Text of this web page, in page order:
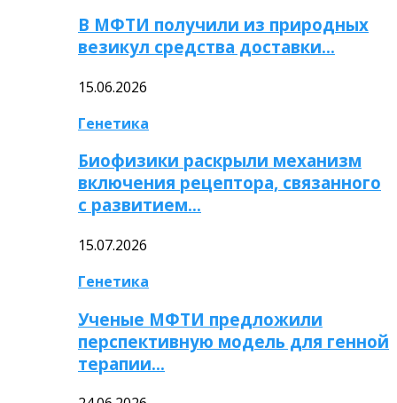
В МФТИ получили из природных
везикул средства доставки…
15.06.2026
Генетика
Биофизики раскрыли механизм
включения рецептора, связанного
с развитием…
15.07.2026
Генетика
Ученые МФТИ предложили
перспективную модель для генной
терапии…